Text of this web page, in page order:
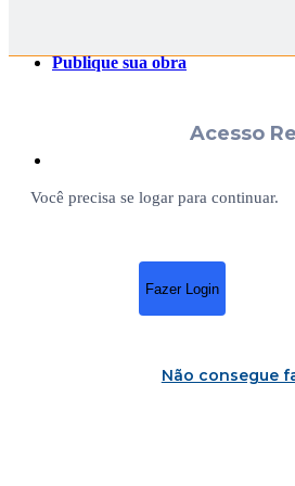
Publique sua obra
Acesso
Você precisa se logar para continuar.
Fazer Login
Não consegue